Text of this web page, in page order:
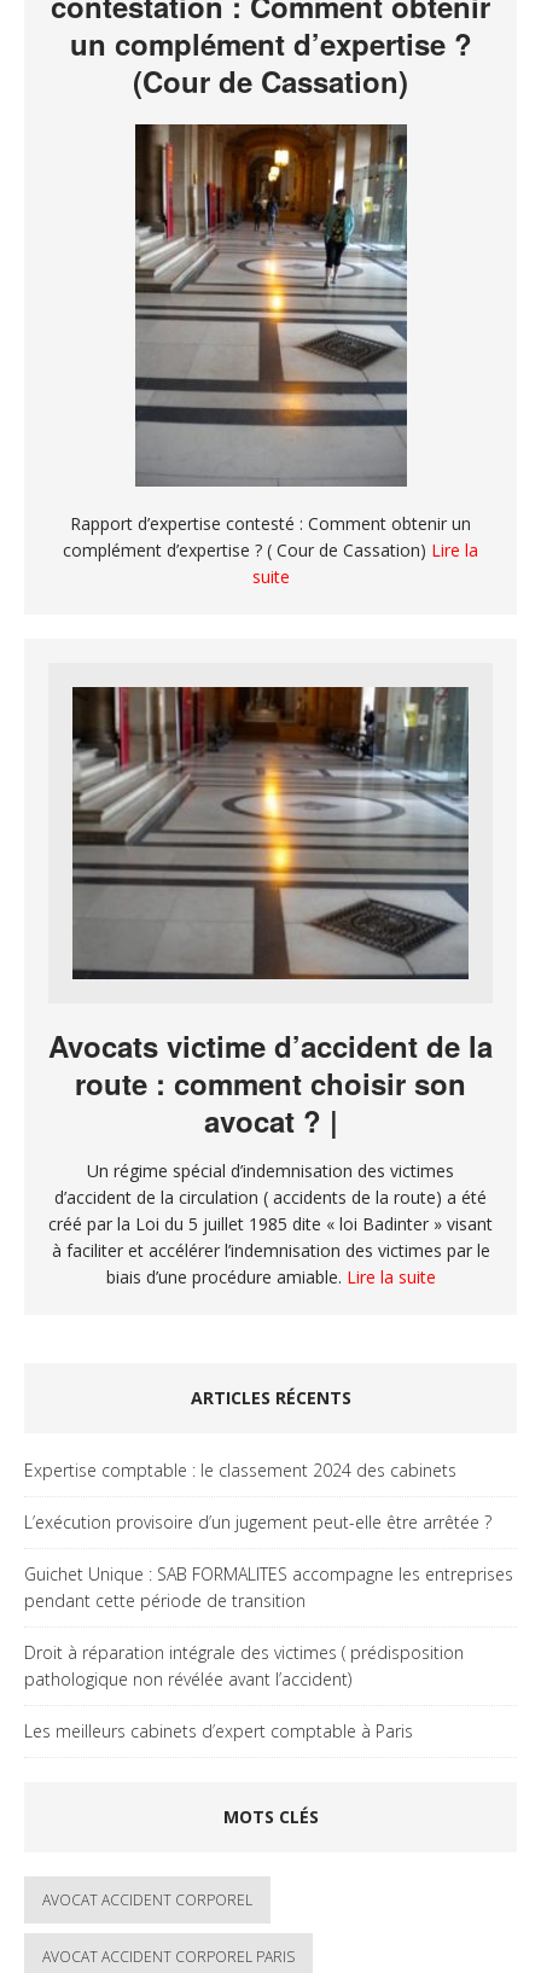
un complément d’expertise ?
(Cour de Cassation)
Rapport d’expertise contesté : Comment obtenir un
complément d’expertise ? ( Cour de Cassation) Lire la
suite
Avocats victime d’accident de la
route : comment choisir son
avocat ? |
Un régime spécial d’indemnisation des victimes
d’accident de la circulation ( accidents de la route) a été
créé par la Loi du 5 juillet 1985 dite « loi Badinter » visant
à faciliter et accélérer l’indemnisation des victimes par le
biais d’une procédure amiable. Lire la suite
ARTICLES RÉCENTS
Expertise comptable : le classement 2024 des cabinets
L’exécution provisoire d’un jugement peut-elle être arrêtée ?
Guichet Unique : SAB FORMALITES accompagne les entreprises
pendant cette période de transition
Droit à réparation intégrale des victimes ( prédisposition
pathologique non révélée avant l’accident)
Les meilleurs cabinets d’expert comptable à Paris
MOTS CLÉS
AVOCAT ACCIDENT CORPOREL
AVOCAT ACCIDENT CORPOREL PARIS